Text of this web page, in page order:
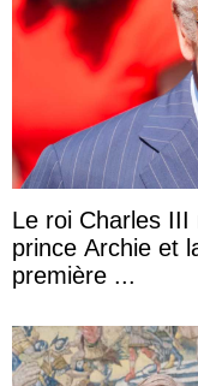
Le roi Charles
prince Archie et
première ...